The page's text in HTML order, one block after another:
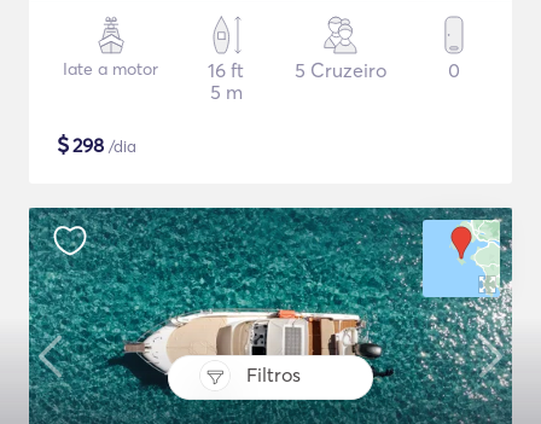
Filtros
Iate a motor
16 ft
5 m
5 Cruzeiro 0
$298 /dia